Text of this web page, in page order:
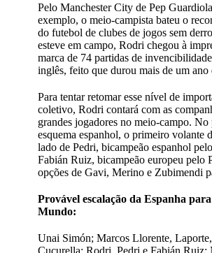
Pelo Manchester City de Pep
exemplo, o meio-campista bateu o
do futebol de clubes de jogos sem
esteve em campo, Rodri chegou à
marca de 74 partidas de
inglês, feito que durou mais de um ano
Para tentar retomar esse nível de
coletivo, Rodri contará com as
grandes jogadores no meio-campo. No
esquema espanhol, o primeiro volante
lado de Pedri, bicampeão espanhol
Fabián Ruiz, bicampeão europeu pelo
opções de Gavi, Merino e Zubimendi
Provável escalação da Espanha
Mundo:
Unai Simón; Marcos Llorente,
Cucurella; Rodri, Pedri e Fabián Ruiz;